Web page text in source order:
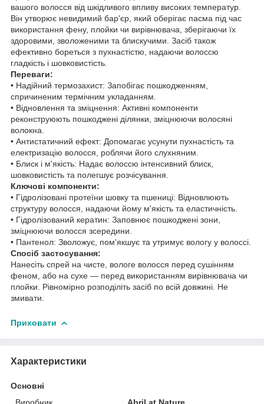
вашого волосся від шкідливого впливу високих температур.
Він утворює невидимий бар'єр, який оберігає пасма під час
використання фену, плойки чи вирівнювача, зберігаючи їх
здоровими, зволоженими та блискучими. Засіб також
ефективно бореться з пухнастістю, надаючи волоссю
гладкість і шовковистість.
Переваги:
• Надійний термозахист: Запобігає пошкодженням,
спричиненим термічним укладанням.
• Відновлення та зміцнення: Активні компоненти
реконструюють пошкоджені ділянки, зміцнюючи волосяні
волокна.
• Антистатичний ефект: Допомагає усунути пухнастість та
електризацію волосся, роблячи його слухняним.
• Блиск і м'якість: Надає волоссю інтенсивний блиск,
шовковистість та полегшує розчісування.
Ключові компоненти:
• Гідролізовані протеїни шовку та пшениці: Відновлюють
структуру волосся, надаючи йому м'якість та еластичність.
• Гідролізований кератин: Заповнює пошкоджені зони,
зміцнюючи волосся зсередини.
• Пантенол: Зволожує, пом'якшує та утримує вологу у волоссі.
Спосіб застосування:
Нанесіть спрей на чисте, вологе волосся перед сушінням
феном, або на сухе — перед використанням вирівнювача чи
плойки. Рівномірно розподіліть засіб по всій довжині. Не
змивати.
Приховати
Характеристики
Основні
Виробник
Abril at Nature